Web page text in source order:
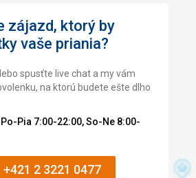
zájazd, ktorý by
vaše priania?
spusťte live chat a my vám
na ktorú budete ešte dlho
Po-Pia 7:00-22:00, So-Ne 8:00-
+421 2 3221 0477